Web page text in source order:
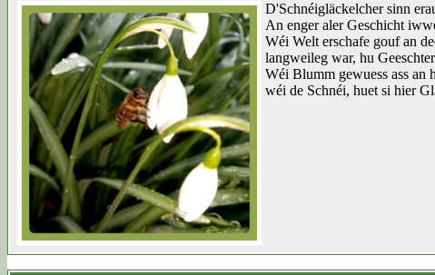
D'Schnéigläckelcher sinn
An enger aler Geschicht
Wéi Welt erschafe gouf an
langweileg war, hu
Wéi Blumm gewuess ass an
wéi de Schnéi, huet si hier